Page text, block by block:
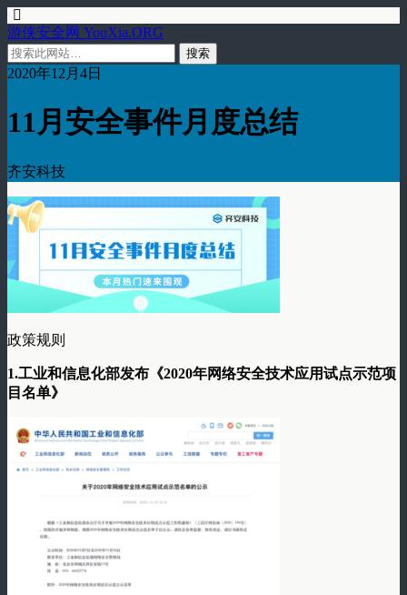
游侠安全网 YouXia.ORG
2020年12月4日
11月安全事件月度总结
齐安科技
政策规则
1.工业和信息化部发布《2020年网络安全技术应用试点示范项
目名单》